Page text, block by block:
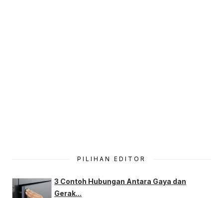
PILIHAN EDITOR
3 Contoh Hubungan Antara Gaya dan
Gerak...